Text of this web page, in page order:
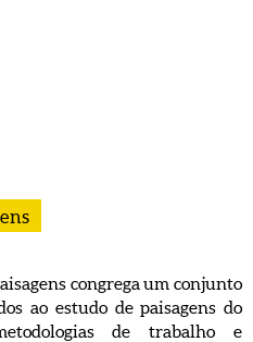
congrega um conjunto
ao estudo de paisagens do
de trabalho e